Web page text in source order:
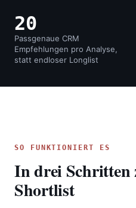
20
Passgenaue CRM
Empfehlungen pro Analyse,
statt endloser Longlist
SO FUNKTIONIERT ES
In drei
Shortlist